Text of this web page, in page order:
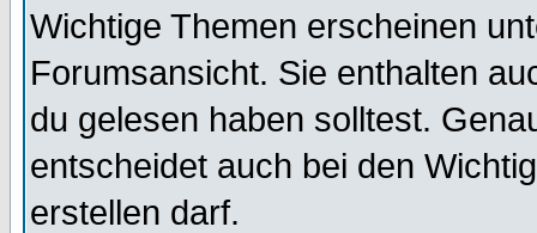
Wichtige Themen erscheinen
Forumsansicht. Sie enthalten
du gelesen haben solltest.
entscheidet auch bei den
erstellen darf.